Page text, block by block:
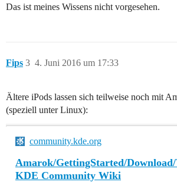
Das ist meines Wissens nicht vorgesehen.
Fips 4. Juni 2016 um 17:33
3
Ältere iPods lassen sich teilweise noch mit
(speziell unter Linux):
community.kde.org
Amarok/GettingStarted/
KDE Community Wiki